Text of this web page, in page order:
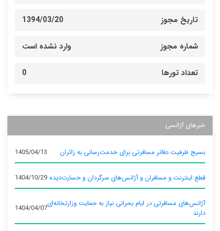
تاریخ مجوز 1394/03/20
شماره مجوز وارد نشده است
تعداد تورها 0
خبرهای آژانسی
بسیج ظرفیت دفاتر مسافرتی برای خدمت‌رسانی به زائران 1405/04/13
قطع اینترنت و مسافران و آژانس‌های سرگردان و خسارت‌دیده 1404/10/29
آژانس‌های مسافرتی در ایام بحرانی نیاز به حمایت وزارتخانه‌ای
دارند
1404/04/07